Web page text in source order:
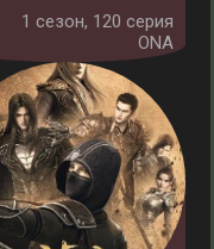
1 cезон, 120 серия
ONA